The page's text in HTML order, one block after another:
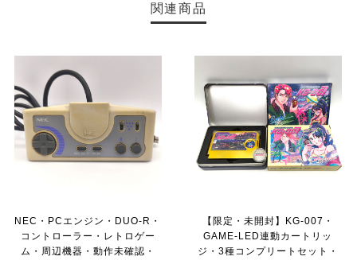
関連商品
NEC・PCエンジン・DUO-R・
コントローラー・レトロゲー
ム・周辺機器・動作未確認・
【限定・未開封】KG-007・
GAME-LED連動カートリッ
ジ・3種コンプリートセット・